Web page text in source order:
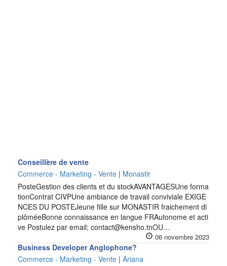
Conseillère de vente
Commerce - Marketing - Vente | Monastir
PosteGestion des clients et du stockAVANTAGESUne forma
tionContrat CIVPUne ambiance de travail conviviale EXIGE
NCES DU POSTEJeune fille sur MONASTIR fraichement di
plôméeBonne connaissance en langue FRAutonome et acti
ve Postulez par email; contact@kensho.tnOU…
06 novembre 2023
Business Developer Anglophone?
Commerce - Marketing - Vente | Ariana